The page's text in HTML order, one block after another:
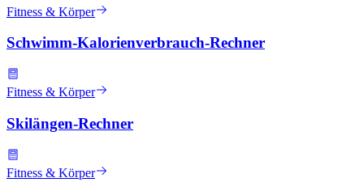
Fitness & Körper
Schwimm-Kalorienverbrauch-Rechner
Fitness & Körper
Skilängen-Rechner
Fitness & Körper